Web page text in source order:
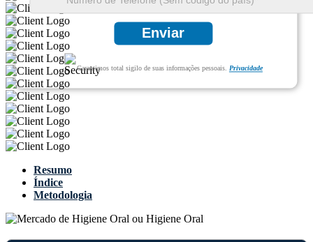
Resumo
Índice
Metodologia
Enviar
Garantimos total sigilo de suas informações pessoais. Privacidade